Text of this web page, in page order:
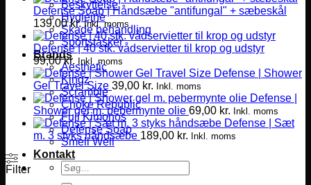
Beskyttelse
Hygiejne
Skade behandling
Sportstasker
Brands
Aesthetic
Kingz
Scramble
Choke Republic
Fuji Kimonos
Defense Soap
Smell Well
Kontakt
Søg
efter:
Defense Soap | Håndsæbe "antifungal" + sæbeskål
139,00kr. Inkl. moms
Defense | 40 stk. vådservietter til krop og udstyr
99,00kr. Inkl. moms
Defense | Shower
Gel Travel Size 39,00 kr. Inkl. moms
Defense |
Shower gel m. pebermynte olie 69,00 kr. Inkl. moms
Defense | Sæt
m. 3 styks håndsæbe 189,00 kr. Inkl. moms
Filter